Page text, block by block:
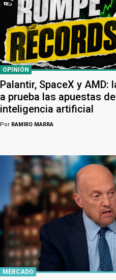
OPINIÓN
Palantir, SpaceX y AMD:
a prueba las apuestas
inteligencia artificial
Por RAMIRO MARRA
MERCADO